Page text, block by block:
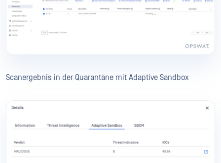
Scanergebnis in der Quarantäne mit Adaptive Sandbox